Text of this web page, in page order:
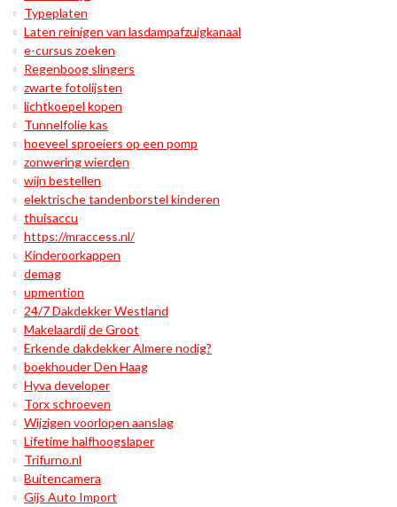
Typeplaten
Laten reinigen van lasdampafzuigkanaal
e-cursus zoeken
Regenboog slingers
zwarte fotolijsten
lichtkoepel kopen
Tunnelfolie kas
hoeveel sproeiers op een pomp
zonwering wierden
wijn bestellen
elektrische tandenborstel kinderen
thuisaccu
https://mraccess.nl/
Kinderoorkappen
demag
upmention
24/7 Dakdekker Westland
Makelaardij de Groot
Erkende dakdekker Almere nodig?
boekhouder Den Haag
Hyva developer
Torx schroeven
Wijzigen voorlopen aanslag
Lifetime halfhoogslaper
Trifurno.nl
Buitencamera
Gijs Auto Import